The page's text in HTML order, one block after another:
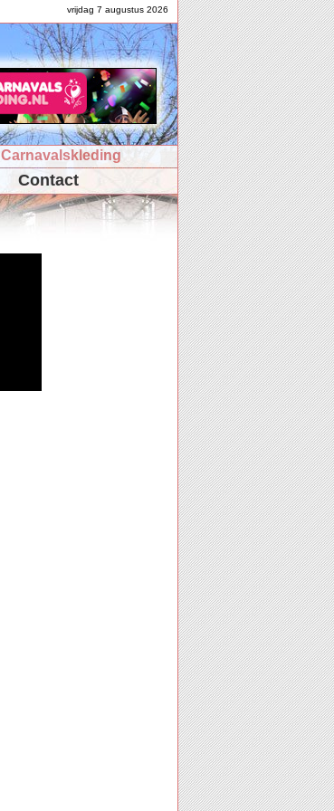
vrijdag 7 augustus 2026
Carnavalskleding
Contact